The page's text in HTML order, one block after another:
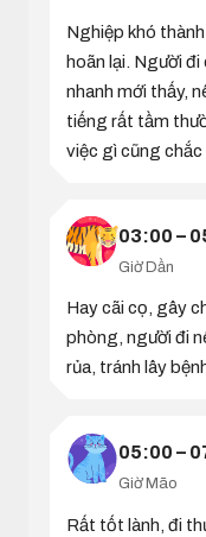
Nghiệp khó
hoãn lại. Người
nhanh mới thấy,
tiếng rất tầm
việc gì cũng chắc
03:00 –
Giờ Dần
Hay cãi cọ, gây
phòng, người đi
rủa, tránh lây
05:00 –
Giờ Mão
Rất tốt lành, đi